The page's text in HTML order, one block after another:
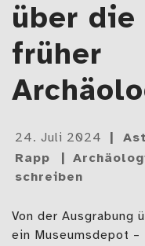
über die
früher
Gepostet
am
24. Juli 2024
Rapp
schreiben
Von der Ausgrabung
ein Museumsdepot –